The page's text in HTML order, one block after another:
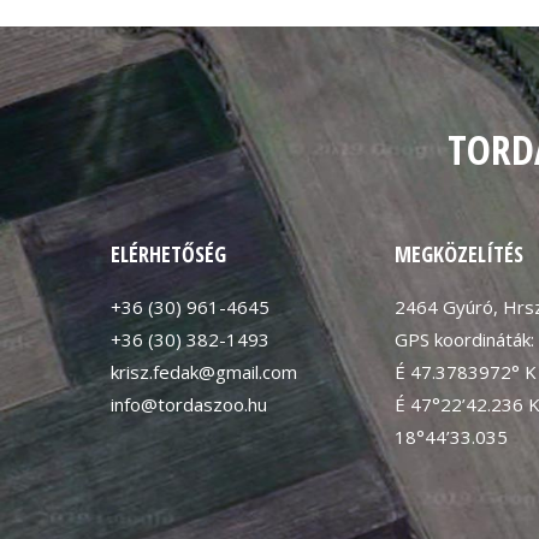
ELÉRHETŐSÉG
+36 (30) 961-4645
+36 (30) 382-1493
krisz.fedak@gmail.com
info@tordaszoo.hu
MEGKÖZELÍTÉS
2464 Gyúró,
GPS koordináták:
É 47.3783972°
É 47°22’42.236 K
18°44’33.035